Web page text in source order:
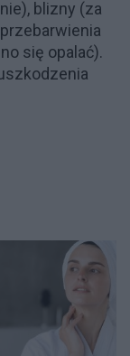
blizny (za
się opalać).